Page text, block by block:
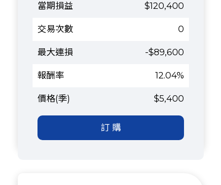
$120,400
0
-$89,600
12.04%
$5,400
訂 購